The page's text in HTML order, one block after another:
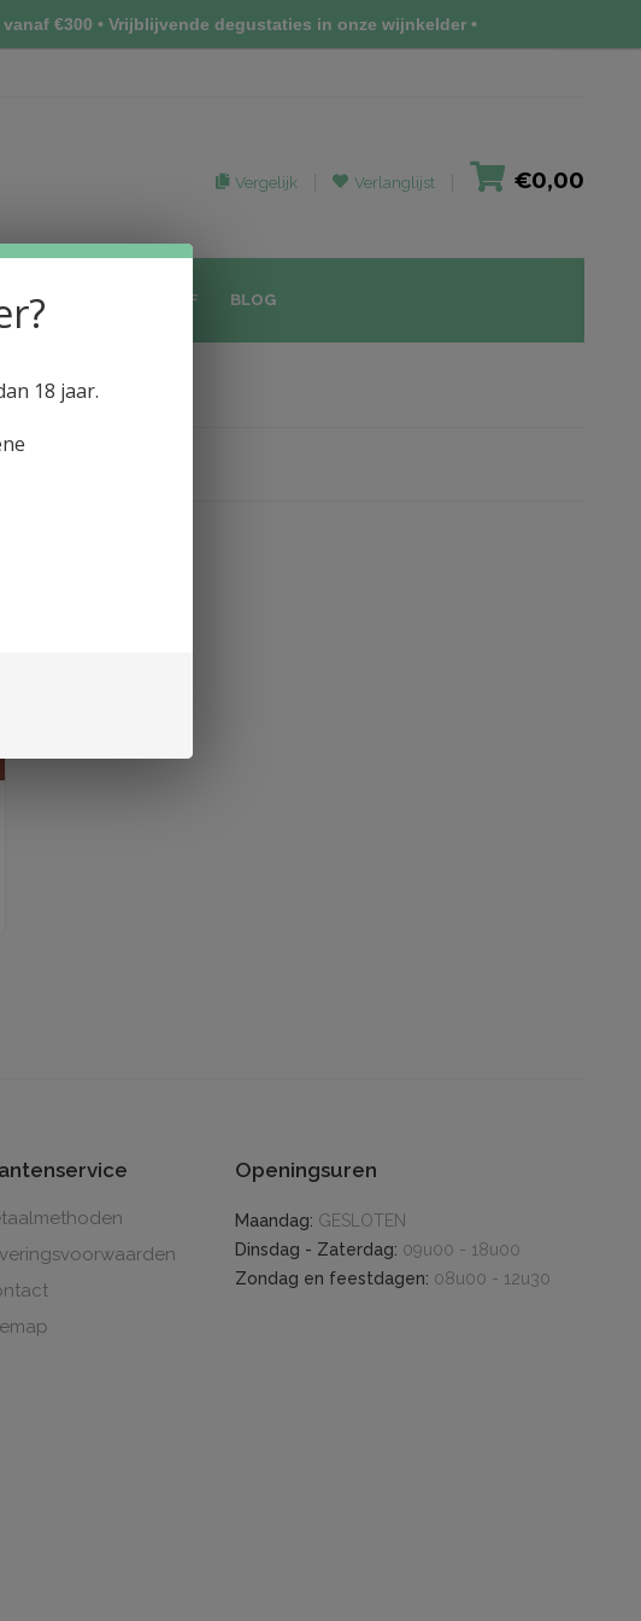
Vergelijk Verlanglijst €0,00
WIJN NIEUWSBRIEF BLOG
Openingsuren
Maandag: GESLOTEN
Dinsdag - Zaterdag: 09u00 - 18u00
Zondag en feestdagen: 08u00 - 12u30
€300 • Vrijblijvende degustaties in onze wijnkelder •
18 jaar.